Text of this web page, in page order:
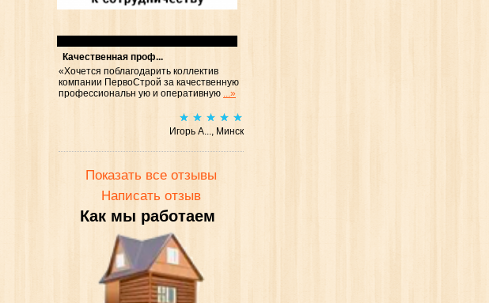
Качественная проф...
«Хочется поблагодарить коллектив
компании ПервоСтрой за качественную
профессиональн ую и оперативную ...»
Игорь А..., Минск
Показать все отзывы
Написать отзыв
Как мы работаем